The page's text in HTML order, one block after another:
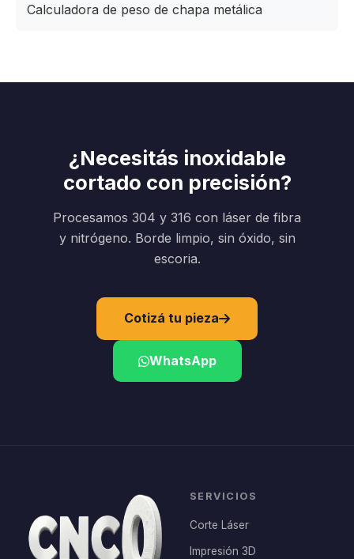
Calculadora de peso de chapa metálica
¿Necesitás inoxidable
cortado con precisión?
Procesamos 304 y 316 con láser de fibra
y nitrógeno. Borde limpio, sin óxido, sin
escoria.
Cotizá tu pieza
WhatsApp
SERVICIOS
Corte Láser
Impresión 3D